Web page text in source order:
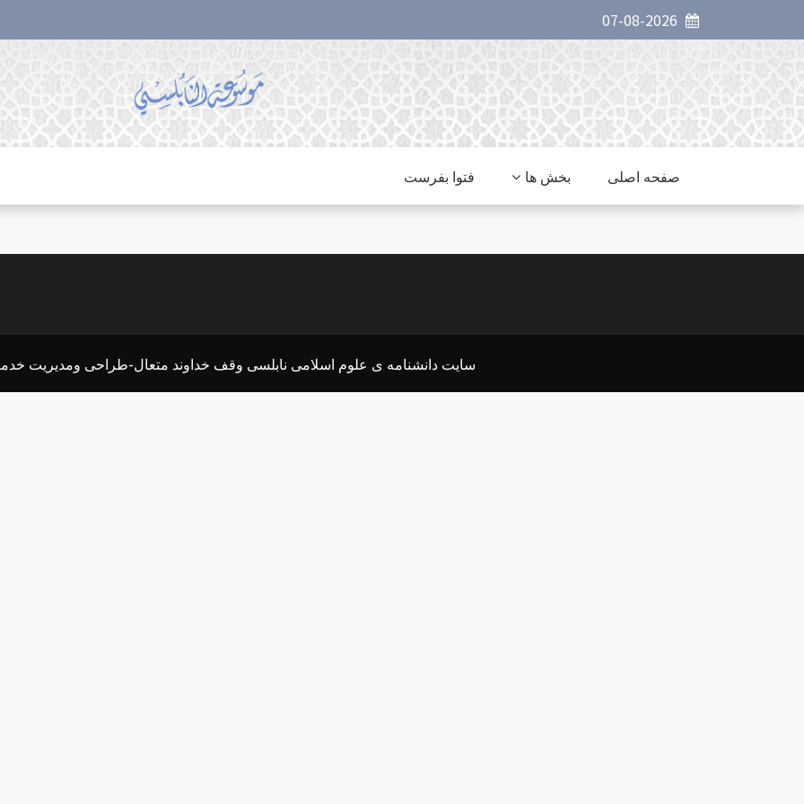
صفحه اصلی بخش ها فتوا بفرست
سایت دانشنامه ی علوم اسلامی نابلسی وقف خداوند متعال-طراحی ومدیریت